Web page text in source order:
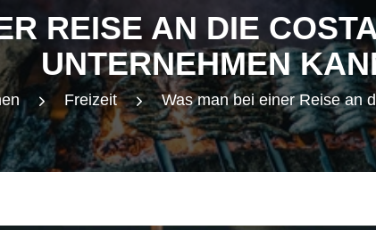
REISE AN DIE
UNTERNEHMEN
Freizeit Was man bei einer Reise an